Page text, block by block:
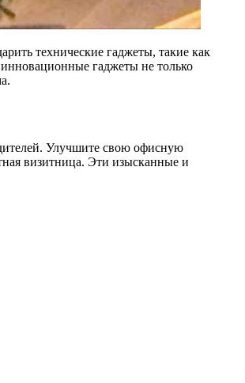
технические гаджеты, такие как
гаджеты не только
Улучшите свою офисную
визитница. Эти изысканные и